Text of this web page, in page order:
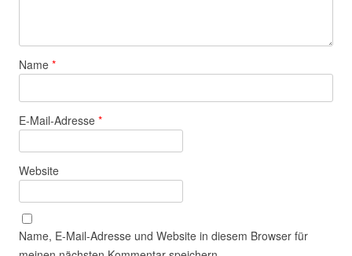
Name *
E-Mail-Adresse *
Website
Name, E-Mail-Adresse und Website in diesem Browser für